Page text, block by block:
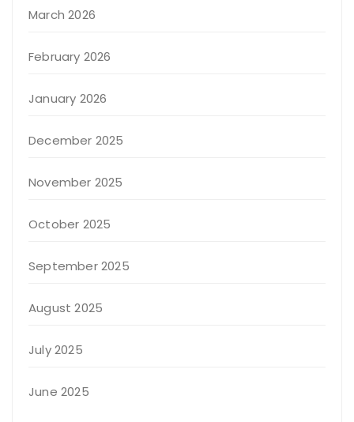
March 2026
February 2026
January 2026
December 2025
November 2025
October 2025
September 2025
August 2025
July 2025
June 2025